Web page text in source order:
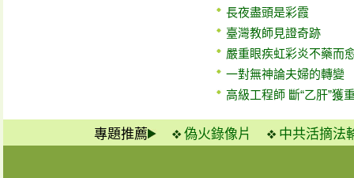
長夜盡頭是彩霞
臺灣教師見證奇跡
嚴重眼疾虹彩炎不藥而
一對無神論夫婦的轉變
高級工程師 斷“乙肝”獲
專題推薦 偽火錄像片 中共活摘法